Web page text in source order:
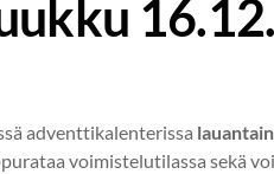
16.12.
adventtikalenterissa
voimistelutilassa sekä